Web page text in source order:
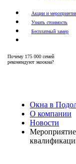
Акции и
Узнать стоимость
Бесплатный замер
Почему 175 000 семей
рекомендуют экоокна?
Окна в
О компании
Новости